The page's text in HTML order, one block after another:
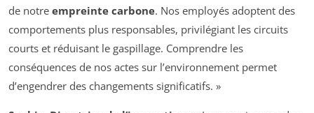
de notre empreinte carbone. Nos employés adoptent des
comportements plus responsables, privilégiant les circuits
courts et réduisant le gaspillage. Comprendre les
conséquences de nos actes sur l’environnement permet
d’engendrer des changements significatifs. »